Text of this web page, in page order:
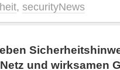
, securityNews
und wirksamen